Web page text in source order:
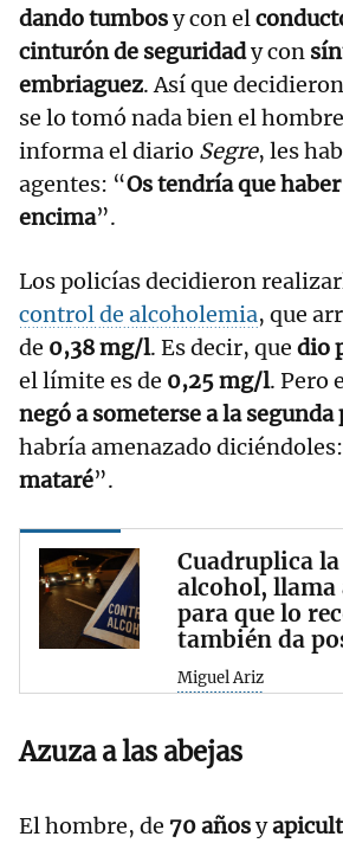
dando tumbosy con el
cinturón de seguridady con
embriaguez. Así que
se lo tomó nada bien el
informa el diario Segre, les
agentes: “Os tendría que
encima”.
Los policías decidieron
control de alcoholemia, que
de 0,38 mg/l. Es decir, que dio
el límite es de 0,25 mg/l. Pero
negó a someterse a la segunda
habría amenazado
mataré”.
Cuadruplica la
alcohol, llama
para que lo
también da
Miguel Ariz
Azuza a las abejas
El hombre, de 70 añosy